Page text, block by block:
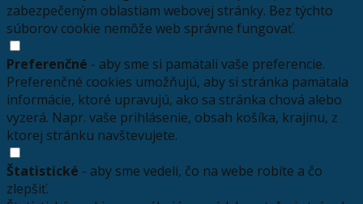
zabezpečeným oblastiam webovej stránky. Bez týchto
súborov cookie nemôže web správne fungovať.
Preferenčné - aby sme si pamätali vaše preferencie.
Preferenčné cookies umožňujú, aby si stránka pamätala
informácie, ktoré upravujú, ako sa stránka chová alebo
vyzerá. Napr. vaše prihlásenie, obsah košíka, krajinu, z
ktorej stránku navštevujete.
Štatistické - aby sme vedeli, čo na webe robíte a čo
zlepšiť.